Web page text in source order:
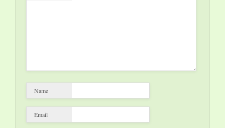
Name
Email